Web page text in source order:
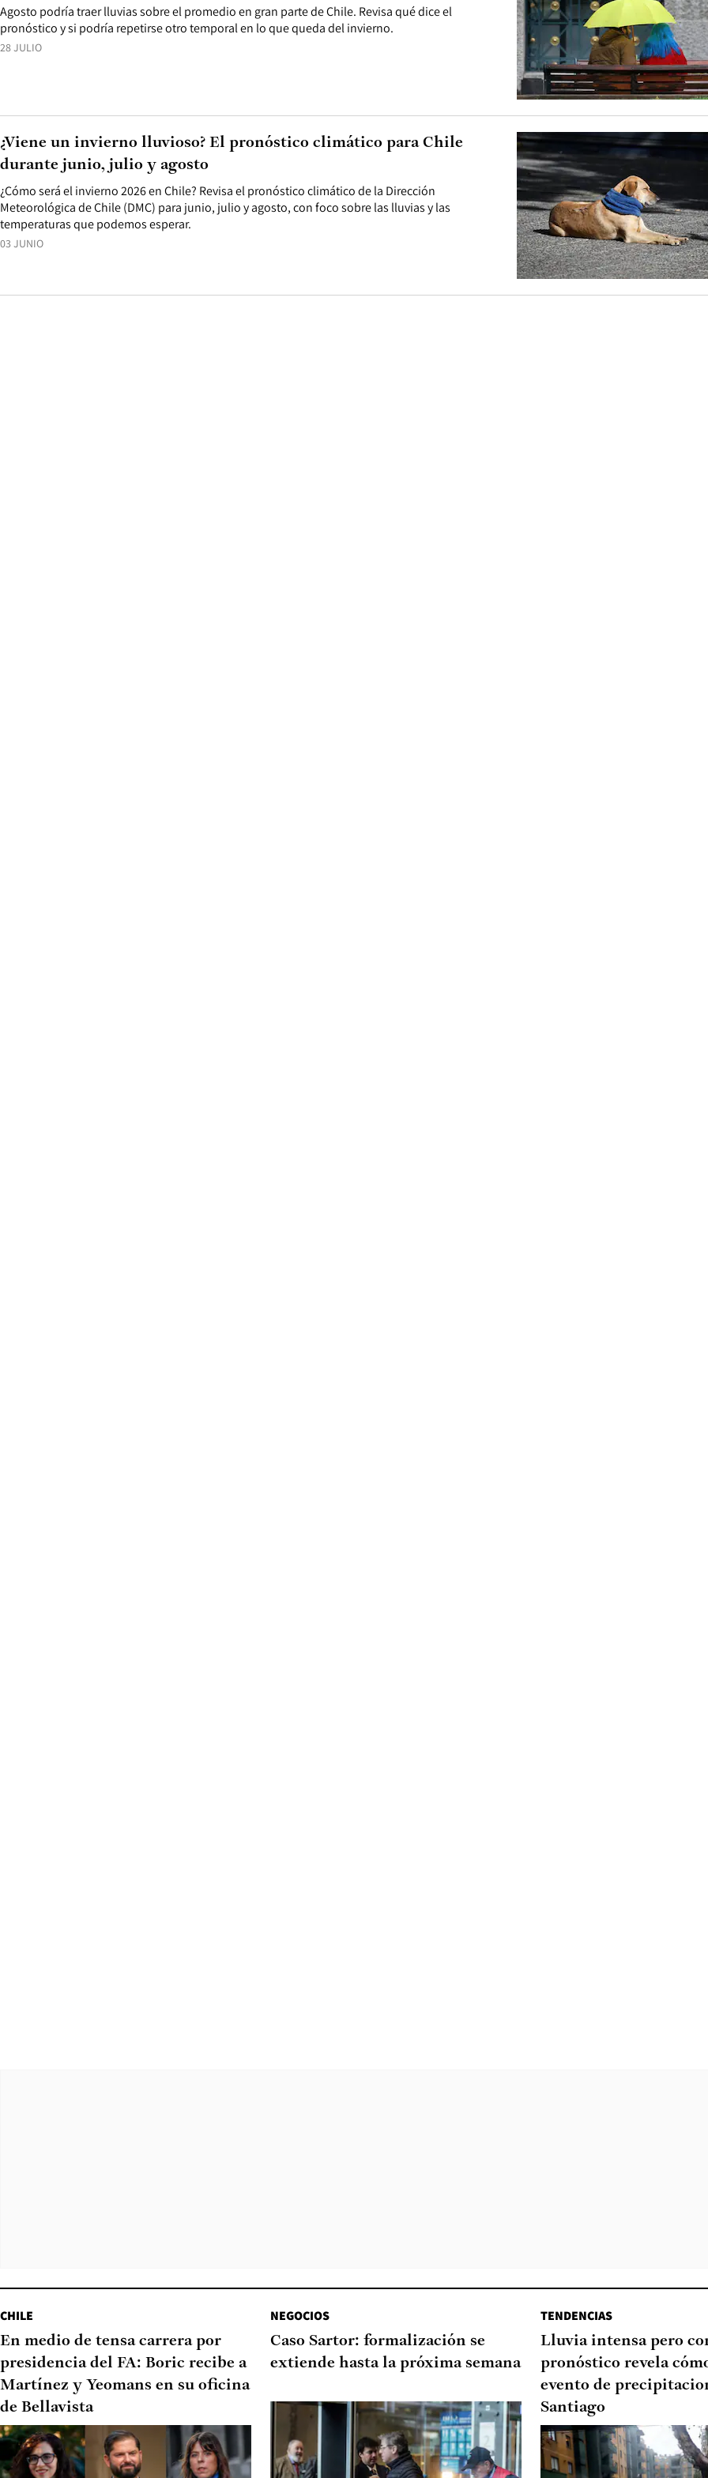
28 JULIO
Agosto podría traer lluvias sobre el promedio en gran parte de Chile. Revisa qué dice el
pronóstico y si podría repetirse otro temporal en lo que queda del invierno.
03 JUNIO
¿Cómo será el invierno 2026 en Chile? Revisa el pronóstico climático de la Dirección
Meteorológica de Chile (DMC) para junio, julio y agosto, con foco sobre las lluvias y las
temperaturas que podemos esperar.
¿Viene un invierno lluvioso? El pronóstico climático para Chile
durante junio, julio y agosto
CHILE
En medio de tensa carrera por
presidencia del FA: Boric recibe a
Martínez y Yeomans en su oficina
de Bellavista
NEGOCIOS
Caso Sartor: formalización se
extiende hasta la próxima semana
TENDENCIAS
Lluvia intensa pero
pronóstico revela
evento de
Santiago